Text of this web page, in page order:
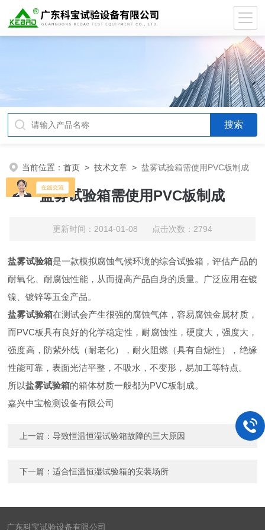
当前位置：首页 >技术文章 >盐雾试验箱需使用PVC板制成
盐雾试验箱需使用PVC板制成
更新时间：2014-01-08 点击次数：2794
盐雾试验箱是一款模拟腐蚀气候环境的综合试验箱，评估产品的
耐氧化、耐腐蚀性能，从而提高产品自身的质量。广泛应用在镀
镍、镀锌等五金产品。
盐雾试验箱在测试会产生很强的腐蚀气体，容易腐蚀金属材质，
而PVC板具有良好的化学稳定性，耐腐蚀性，硬度大，强度大，
强度高，防紫外线（耐老化），耐火阻燃（具有自熄性），绝缘
性能可靠，表面光洁平整，不吸水，不变形，易加工等特点。
所以盐雾试验箱的箱体材质一般都为PVC板制成。
嘉兴中宝检测设备有限公司
上一篇：导致恒温恒湿试验箱故障的三大原因
下一篇：适合恒温恒湿试验箱的安装场所
广东科宝试验设备有限公司